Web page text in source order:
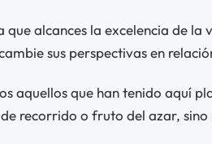
que alcances la excelencia de la
sus perspectivas en
aquellos que han tenido aquí
recorrido o fruto del azar,